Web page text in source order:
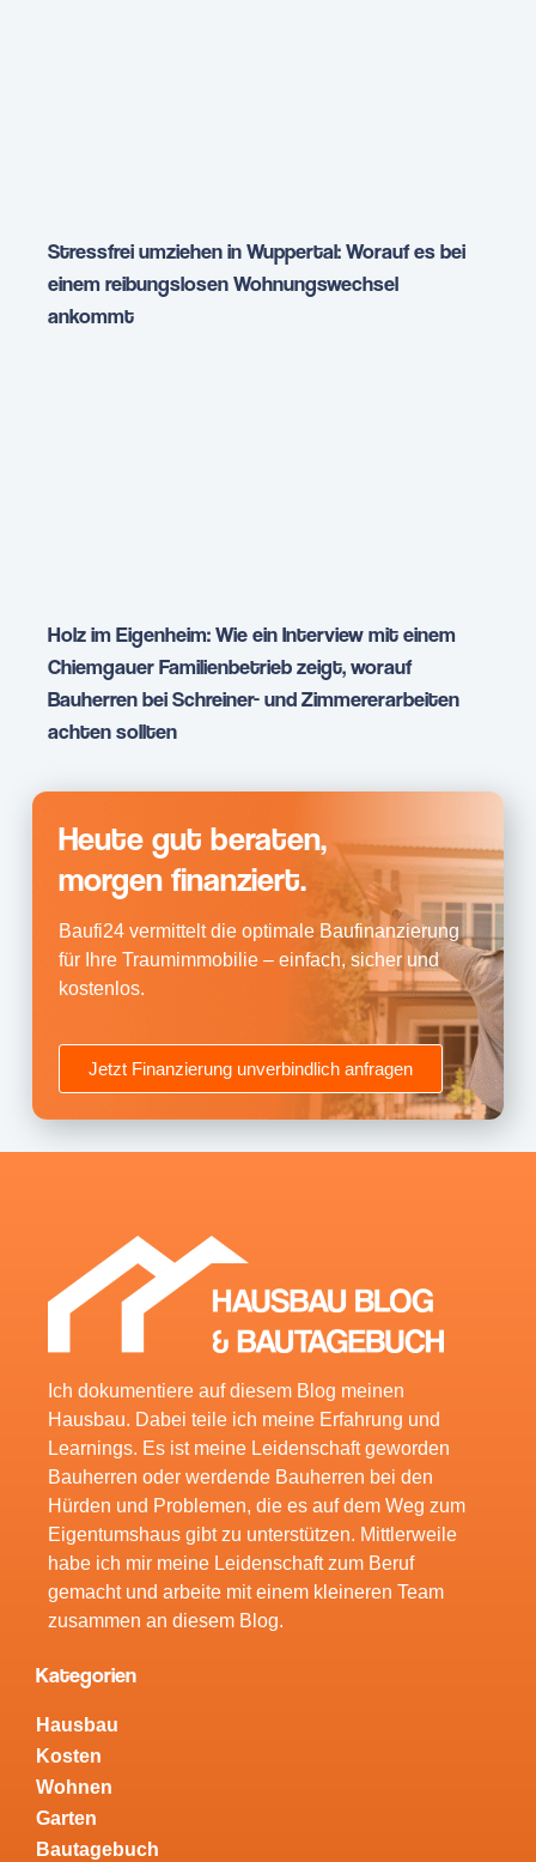
Stressfrei umziehen in Wuppertal: Worauf es bei
einem reibungslosen Wohnungswechsel
ankommt
Holz im Eigenheim: Wie ein Interview mit einem
Chiemgauer Familienbetrieb zeigt, worauf
Bauherren bei Schreiner- und Zimmererarbeiten
achten sollten
Heute gut beraten,
morgen finanziert.
Baufi24 vermittelt die optimale Baufinanzierung
für Ihre Traumimmobilie – einfach, sicher und
kostenlos.
Jetzt Finanzierung unverbindlich anfragen
Ich dokumentiere auf diesem Blog meinen
Hausbau. Dabei teile ich meine Erfahrung und
Learnings. Es ist meine Leidenschaft geworden
Bauherren oder werdende Bauherren bei den
Hürden und Problemen, die es auf dem Weg zum
Eigentumshaus gibt zu unterstützen. Mittlerweile
habe ich mir meine Leidenschaft zum Beruf
gemacht und arbeite mit einem kleineren Team
zusammen an diesem Blog.
Kategorien
Hausbau
Kosten
Wohnen
Garten
Bautagebuch